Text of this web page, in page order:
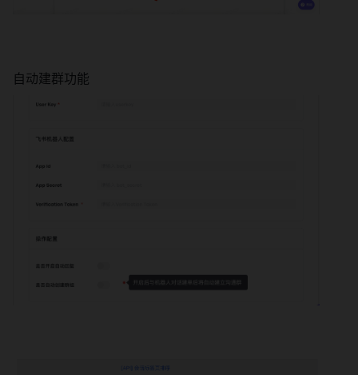
自动建群功能